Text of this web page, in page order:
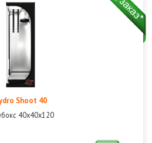
Shoot 40
40х40х120